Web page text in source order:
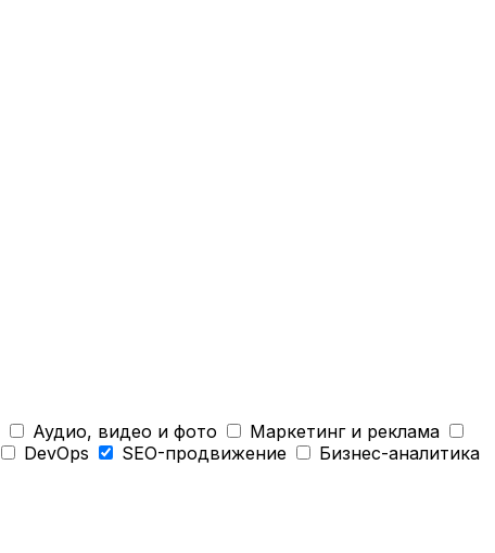
Аудио, видео и фото
Маркетинг и реклама
DevOps SEO-продвижение
Бизнес-аналитика